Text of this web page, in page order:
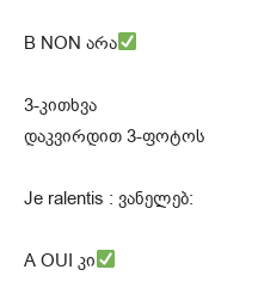
B NON არა
3-კითხვა
დაკვირდით 3-ფოტოს
Je ralentis : ვანელებ:
A OUI კი